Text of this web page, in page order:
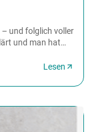
und folglich voller
und man hat
Lesen